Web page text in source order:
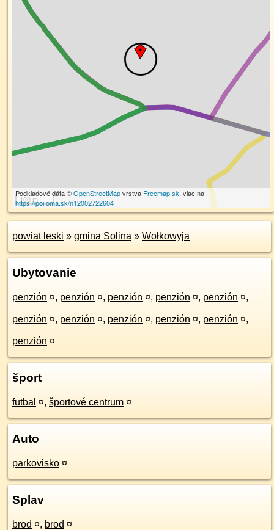
100 m
Podkladové dáta ©OpenStreetMapvrstva Freemap.sk, viac na
https://poi.oma.sk/n12002722604
powiat leski » gmina Solina » Wołkowyja
Ubytovanie
penzión ¤, penzión ¤, penzión ¤, penzión ¤, penzión ¤,
penzión ¤, penzión ¤, penzión ¤, penzión ¤, penzión ¤,
penzión ¤
šport
futbal ¤, športové centrum ¤
Auto
parkovisko ¤
Splav
brod ¤, brod ¤